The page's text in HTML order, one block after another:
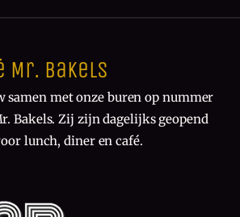
Mr. Bakels
samen met onze buren op nummer
Bakels. Zij zijn dagelijks geopend
lunch, diner en café.